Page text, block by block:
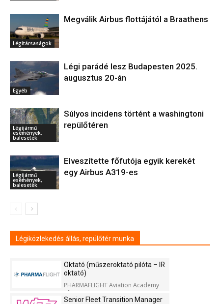
Légitársaságok
Megválik Airbus flottájától a Braathens
Egyéb
Légi parádé lesz Budapesten 2025.
augusztus 20-án
Légijármű
események,
balesetek
Súlyos incidens történt a washingtoni
repülőtéren
Légijármű
események,
balesetek
Elveszítette főfutója egyik kerekét
egy Airbus A319-es
Légiközlekedés állás, repülőtér munka
Oktató (műszeroktató pilóta – IR
oktató)
PHARMAFLIGHT Aviation Academy
Kft.
Senior Fleet Transition Manager